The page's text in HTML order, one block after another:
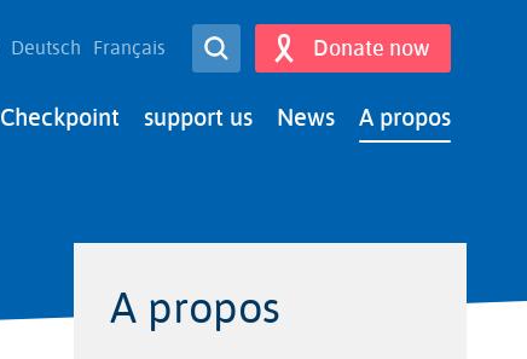
Checkpoint support us News A propos
Deutsch Français Open SearchDonate now
A propos